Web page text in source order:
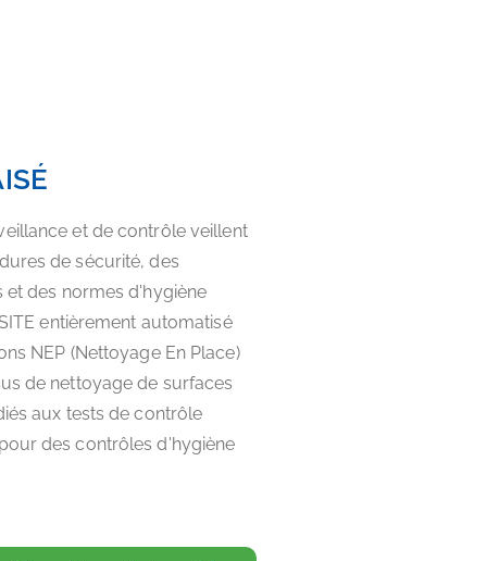
et de contrôle veillent
de sécurité, des
et des normes d'hygiène
entièrement automatisé
NEP (Nettoyage En Place)
de nettoyage de surfaces
aux tests de contrôle
des contrôles d'hygiène